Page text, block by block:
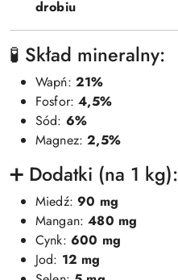
drobiu
🧪 Skład mineralny:
Wapń: 21%
Fosfor:4,5%
Sód: 6%
Magnez:2,5%
➕ Dodatki (na 1 kg):
Miedź:90 mg
Mangan:480 mg
Cynk: 600 mg
Jod: 12 mg